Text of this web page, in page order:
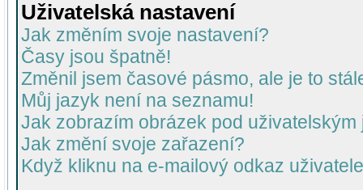
Uživatelská nastavení
Jak změním svoje nastavení?
Časy jsou špatně!
Změnil jsem časové pásmo, ale je to
Můj jazyk není na seznamu!
Jak zobrazím obrázek pod uživatelským
Jak změní svoje zařazení?
Když kliknu na e-mailový odkaz